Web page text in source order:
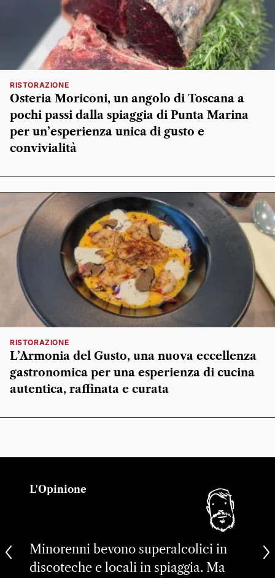
RISTORAZIONE
Osteria Moriconi, un angolo di Toscana a
pochi passi dalla spiaggia di Punta Marina
per un’esperienza unica di gusto e
convivialità
RISTORAZIONE
L’Armonia del Gusto, una nuova eccellenza
gastronomica per una esperienza di cucina
autentica, raffinata e curata
L'Opinione
Minorenni bevono superalcolici in
discoteche e locali in spiaggia. Ma